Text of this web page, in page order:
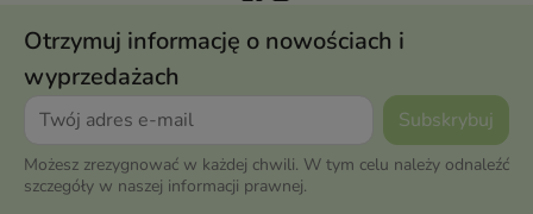
Otrzymuj informację o nowościach i
wyprzedażach
Możesz zrezygnować w każdej chwili. W tym celu należy odnaleźć
szczegóły w naszej informacji prawnej.